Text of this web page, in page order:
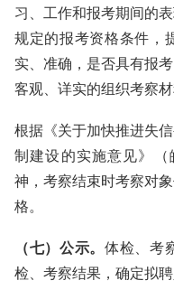
习、工作和报考期间的
规定的报考资格条件，
实、准确，是否具有报
客观、详实的组织考察材
根据《关于加快推进失
制建设的实施意见》
神，考察结束时考察对
格。
（七）公示。 体检、考
检、考察结果，确定拟